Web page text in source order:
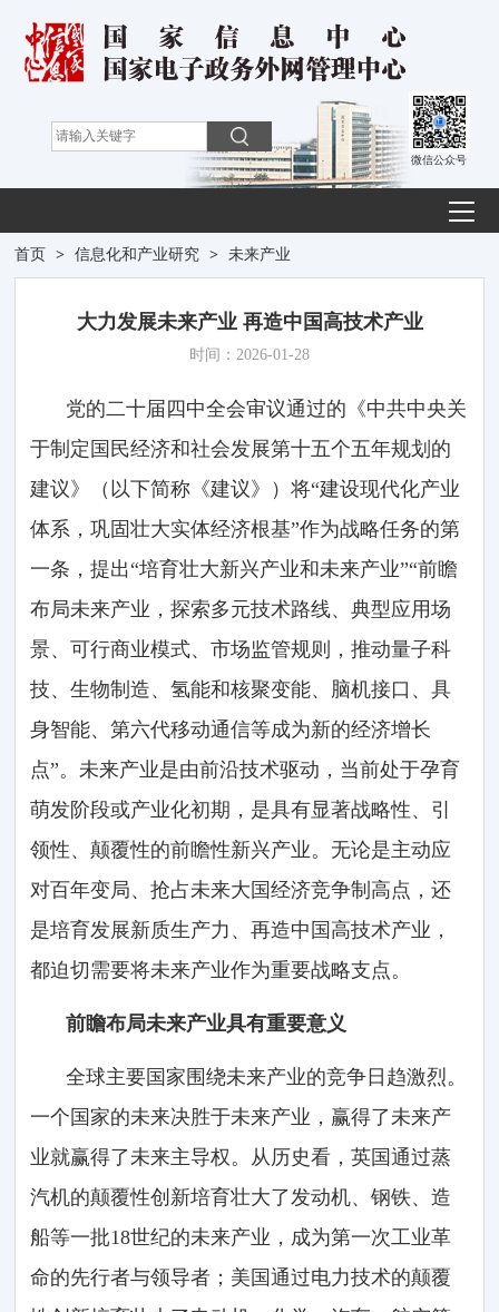
微信公众号
首页 > 信息化和产业研究 > 未来产业
大力发展未来产业 再造中国高技术产业
时间：2026-01-28
党的二十届四中全会审议通过的《中共中央关
于制定国民经济和社会发展第十五个五年规划的
建议》（以下简称《建议》）将“建设现代化产业
体系，巩固壮大实体经济根基”作为战略任务的第
一条，提出“培育壮大新兴产业和未来产业”“前瞻
布局未来产业，探索多元技术路线、典型应用场
景、可行商业模式、市场监管规则，推动量子科
技、生物制造、氢能和核聚变能、脑机接口、具
身智能、第六代移动通信等成为新的经济增长
点”。未来产业是由前沿技术驱动，当前处于孕育
萌发阶段或产业化初期，是具有显著战略性、引
领性、颠覆性的前瞻性新兴产业。无论是主动应
对百年变局、抢占未来大国经济竞争制高点，还
是培育发展新质生产力、再造中国高技术产业，
都迫切需要将未来产业作为重要战略支点。
前瞻布局未来产业具有重要意义
全球主要国家围绕未来产业的竞争日趋激烈。
一个国家的未来决胜于未来产业，赢得了未来产
业就赢得了未来主导权。从历史看，英国通过蒸
汽机的颠覆性创新培育壮大了发动机、钢铁、造
船等一批18世纪的未来产业，成为第一次工业革
命的先行者与领导者；美国通过电力技术的颠覆